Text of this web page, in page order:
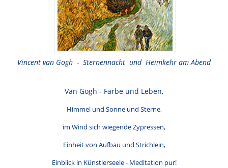
Vincent van Gogh - Sternennacht und Heimkehr am Abend
Van Gogh - Farbe und Leben,
Himmel und Sonne und Sterne,
im Wind sich wiegende Zypressen,
Einheit von Aufbau und Strichlein,
Einblick in Künstlerseele - Meditation pur!